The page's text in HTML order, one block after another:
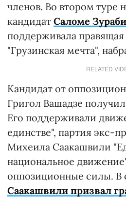
членов. Во втором туре
кандидат Саломе
поддерживала правящая
"Грузинская мечта",
RELATED
Кандидат от
Григол Вашадзе
Его поддерживали
единстве", партия экс-
Михеила Саакашвили
национальное
оппозиционные силы. В
Саакашвили призвал